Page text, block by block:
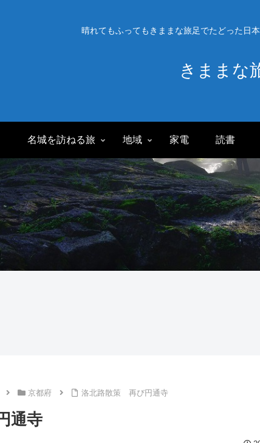
晴れてもふってもきままな旅足でたどった日
きままな
名城を訪ねる旅 地域 家電 読書
京都府 洛北路散策 再び円通寺
通寺